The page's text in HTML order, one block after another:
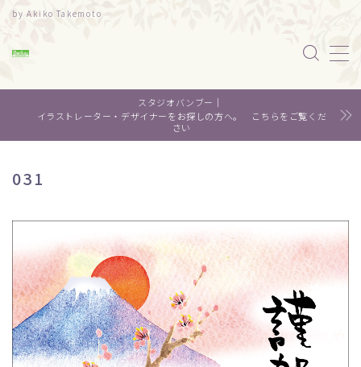
by Akiko Takemoto
MENU
水彩｜食べ物
デザイン
About me
Contact
スタジオバンブー｜
イラストレーター・デザイナーをお探しの方へ。 こちらをご覧くだ
さい
031